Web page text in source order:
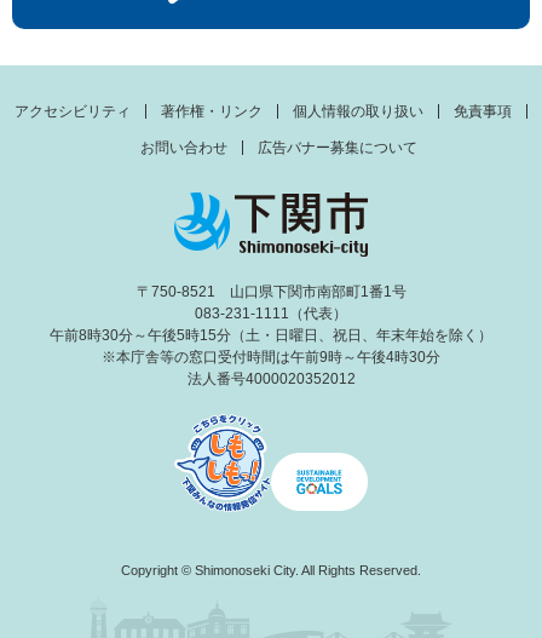
アクセシビリティ 著作権・リンク 個人情報の取り扱い 免責事項
お問い合わせ 広告バナー募集について
〒750-8521 山口県下関市南部町1番1号
083-231-1111（代表）
午前8時30分～午後5時15分（土・日曜日、祝日、年末年始を除く）
※本庁舎等の窓口受付時間は午前9時～午後4時30分
法人番号4000020352012
Copyright © Shimonoseki City. All Rights Reserved.